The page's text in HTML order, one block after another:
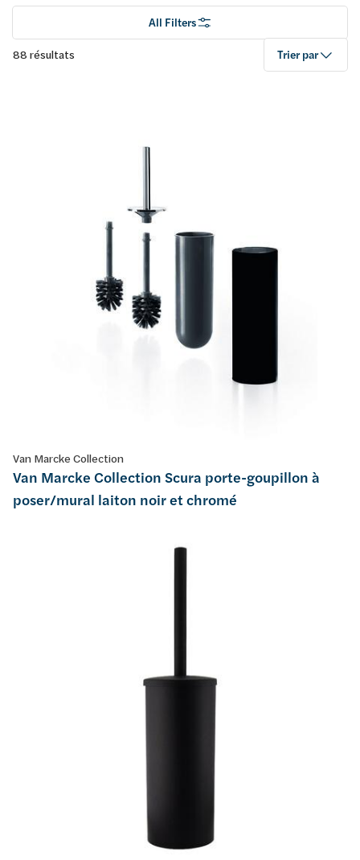
All Filters
88 résultats Trier par
Van Marcke Collection
Van Marcke Collection Scura porte-goupillon à
poser/mural laiton noir et chromé